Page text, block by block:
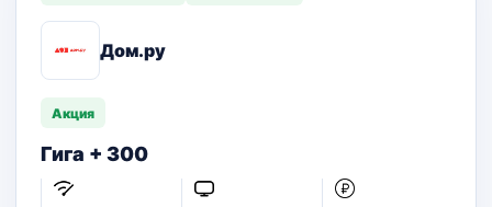
Дом.ру
Акция
Гига + 300